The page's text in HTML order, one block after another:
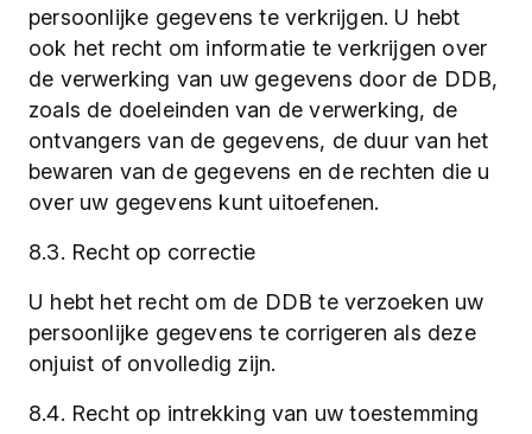
persoonlijke gegevens te verkrijgen. U hebt
ook het recht om informatie te verkrijgen over
de verwerking van uw gegevens door de DDB,
zoals de doeleinden van de verwerking, de
ontvangers van de gegevens, de duur van het
bewaren van de gegevens en de rechten die u
over uw gegevens kunt uitoefenen.
8.3. Recht op correctie
U hebt het recht om de DDB te verzoeken uw
persoonlijke gegevens te corrigeren als deze
onjuist of onvolledig zijn.
8.4. Recht op intrekking van uw toestemming